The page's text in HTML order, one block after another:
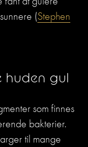
(Stephen
huden gul
som finnes
bakterier.
til mange